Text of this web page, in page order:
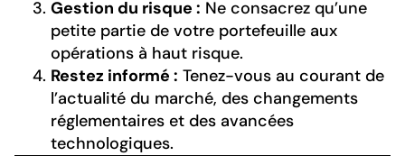
Gestion du risque : Ne consacrez qu’une
petite partie de votre portefeuille aux
opérations à haut risque.
Restez informé : Tenez-vous au courant de
l’actualité du marché, des changements
réglementaires et des avancées
technologiques.